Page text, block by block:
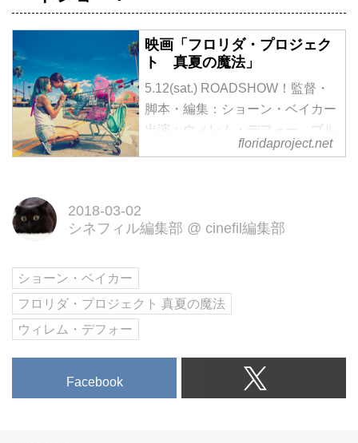
映画「フロリダ・プロジェク
ト 真夏の魔法」
5.12(sat.) ROADSHOW！監督・
脚本・編集：ショーン・ベイカー
出演：ウィレム・デフォー、ブル
ックリン・キンバリー・プリン
floridaproject.net
2018-03-02
シネフィル編集部 @ cinefil編集部
ショーン・ベイカー
フロリダ・プロジェクト 真夏の魔法
ウィレム・デフォー
Facebook